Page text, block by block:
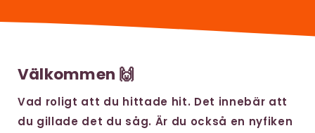
Välkommen 🙌
Vad roligt att du hittade hit. Det innebär att
du gillade det du såg. Är du också en nyfiken